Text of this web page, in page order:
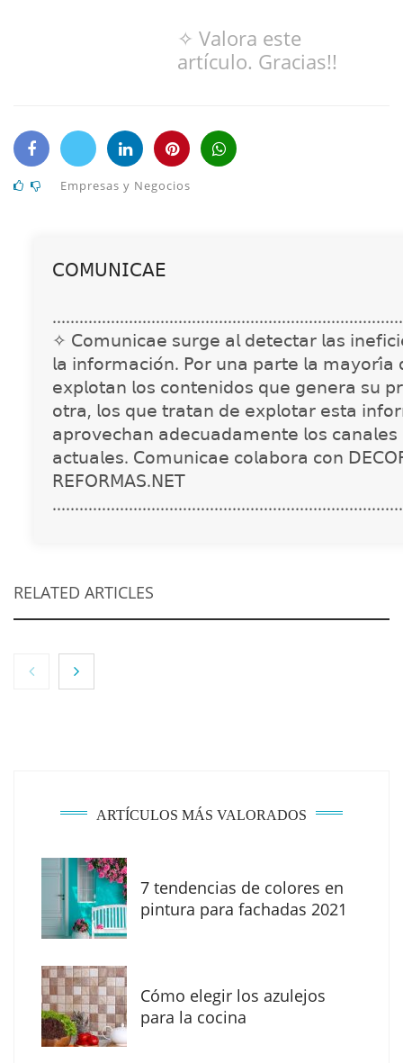
✧ Valora este
artículo. Gracias!!
Empresas y Negocios
𝖢𝖮𝖬𝖴𝖭𝖨𝖢𝖠𝖤
✧ 𝖢𝗈𝗆𝗎𝗇𝗂𝖼𝖺𝖾 𝗌𝗎𝗋𝗀𝖾 𝖺𝗅 𝖽𝖾𝗍𝖾𝖼𝗍𝖺𝗋 𝗅𝖺𝗌
𝗅𝖺 𝗂𝗇𝖿𝗈𝗋𝗆𝖺𝖼𝗂𝗈́𝗇. 𝖯𝗈𝗋 𝗎𝗇𝖺 𝗉𝖺𝗋𝗍𝖾 𝗅𝖺
𝖾𝗑𝗉𝗅𝗈𝗍𝖺𝗇 𝗅𝗈𝗌 𝖼𝗈𝗇𝗍𝖾𝗇𝗂𝖽𝗈𝗌 𝗊𝗎𝖾 𝗀𝖾𝗇𝖾𝗋𝖺 𝗌𝗎
𝗈𝗍𝗋𝖺, 𝗅𝗈𝗌 𝗊𝗎𝖾 𝗍𝗋𝖺𝗍𝖺𝗇 𝖽𝖾 𝖾𝗑𝗉𝗅𝗈𝗍𝖺𝗋 𝖾𝗌𝗍𝖺
𝖺𝗉𝗋𝗈𝗏𝖾𝖼𝗁𝖺𝗇 𝖺𝖽𝖾𝖼𝗎𝖺𝖽𝖺𝗆𝖾𝗇𝗍𝖾 𝗅𝗈𝗌
𝖺𝖼𝗍𝗎𝖺𝗅𝖾𝗌. 𝖢𝗈𝗆𝗎𝗇𝗂𝖼𝖺𝖾 𝖼𝗈𝗅𝖺𝖻𝗈𝗋𝖺 𝖼𝗈𝗇
𝖱𝖤𝖥𝖮𝖱𝖬𝖠𝖲.𝖭𝖤𝖳
RELATED ARTICLES
The Factory School explica por qué aprender
herramientas de IA ya no es suficiente para
los profesionales de la arquitectura
ARTÍCULOS MÁS VALORADOS
7 tendencias de colores en
pintura para fachadas 2021
Cómo elegir los azulejos
para la cocina